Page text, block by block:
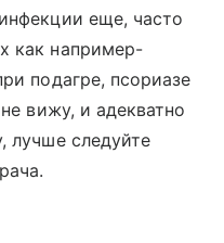
еще, часто
как например-
подагре, псориазе
вижу, и адекватно
лучше следуйте